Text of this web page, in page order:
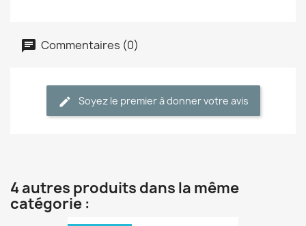
Commentaires (0)
Soyez le premier à donner votre avis
4 autres produits dans la même
catégorie :